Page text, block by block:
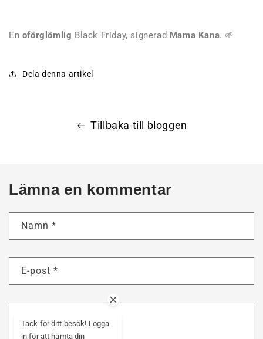
En oförglömlig Black Friday, signerad Mama Kana. 🌱
Dela denna artikel
Tillbaka till bloggen
Lämna en kommentar
Namn *
E-post *
Tack för ditt besök! Logga
in för att hämta din